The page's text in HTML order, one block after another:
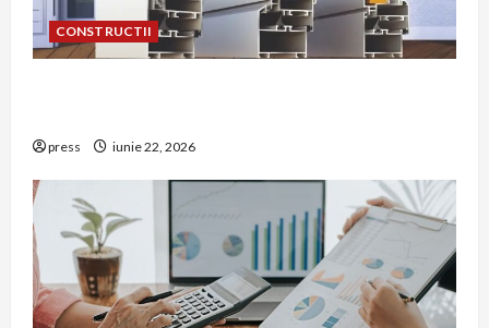
CONSTRUCTII
press iunie 22, 2026